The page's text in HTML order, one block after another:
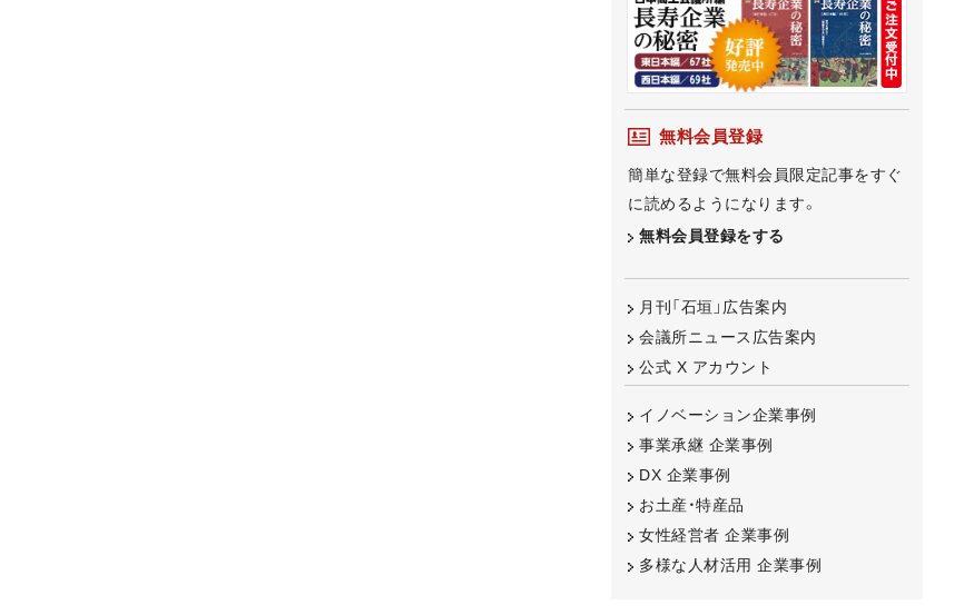
無料会員登録
簡単な登録で無料会員限定記事をすぐ
に読めるようになります。
無料会員登録をする
月刊「石垣」広告案内
会議所ニュース広告案内
公式 X アカウント
イノベーション企業事例
事業承継 企業事例
DX 企業事例
お土産・特産品
女性経営者 企業事例
多様な人材活用 企業事例